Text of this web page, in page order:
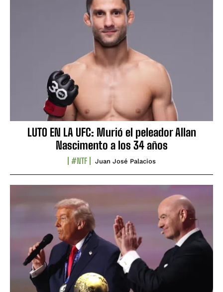
LUTO EN LA UFC: Murió el peleador Allan
Nascimento a los 34 años
#NTF Juan José Palacios